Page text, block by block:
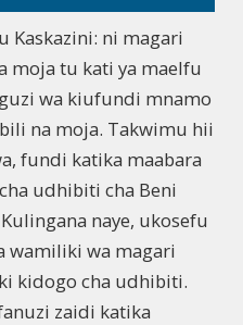
Kaskazini: ni magari
tu kati ya maelfu
wa kiufundi mnamo
na moja. Takwimu hii
fundi katika maabara
udhibiti cha Beni
naye, ukosefu
wamiliki wa magari
kidogo cha udhibiti.
zaidi katika